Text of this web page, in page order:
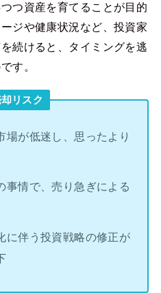
つ資産を育てることが目的
ジや健康状況など、投資家
続けると、タイミングを逃
す。
リスク
場が低迷し、思ったより
事情で、売り急ぎによる
に伴う投資戦略の修正が